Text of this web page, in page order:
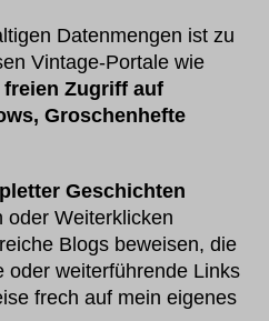
Datenmengen ist zu
Vintage-Portale wie
freien Zugriff auf
Groschenhefte
Geschichten
oder Weiterklicken
Blogs beweisen, die
oder weiterführende Links
frech auf mein eigenes